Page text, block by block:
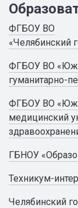
ФГБОУ ВО
«Челябинский
ФГБОУ ВО
гуманитарно-
ФГБОУ ВО
медицинский
ГБНОУ
Техникум-
Челябинский